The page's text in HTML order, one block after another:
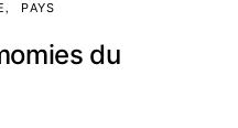
PAYS
du